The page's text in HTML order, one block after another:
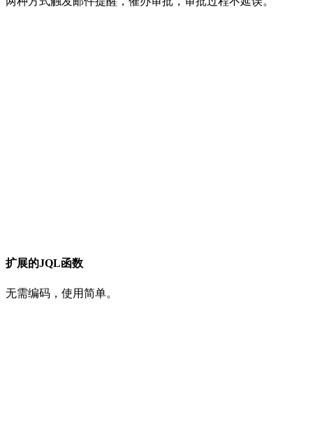
扩展的JQL函数
无需编码，使用简单。